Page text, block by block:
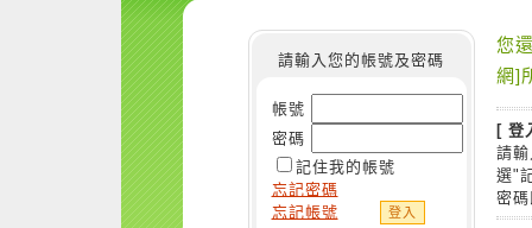
請輸入您的帳號及密碼
帳號
密碼
記住我的帳號
忘記密碼
忘記帳號
您
網]
[ 登
請
選"
密